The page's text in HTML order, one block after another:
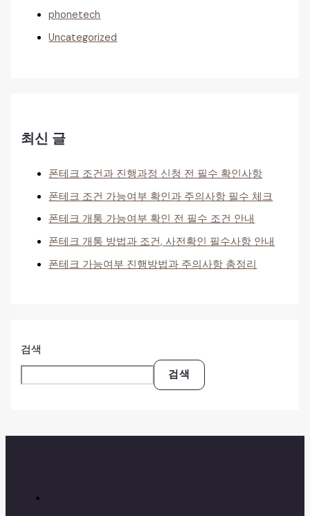
phonetech
Uncategorized
최신 글
폰테크 조건과 진행과정 신청 전 필수 확인사항
폰테크 조건 가능여부 확인과 주의사항 필수 체크
폰테크 개통 가능여부 확인 전 필수 조건 안내
폰테크 개통 방법과 조건, 사전확인 필수사항 안내
폰테크 가능여부 진행방법과 주의사항 총정리
검색
검색